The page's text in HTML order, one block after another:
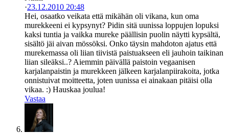
·23.12.2010 20:48
Hei, osaatko veikata että mikähän oli vikana, kun oma
murekkeeni ei kypsynyt? Pidin sitä uunissa loppujen lopuksi
kaksi tuntia ja vaikka mureke päällisin puolin näytti kypsältä,
sisältö jäi aivan mössöksi. Onko täysin mahdoton ajatus että
murekemassa oli liian tiivistä paistuakseen eli jauhoin taikinan
liian sileäksi..? Aiemmin päivällä paistoin vegaanisen
karjalanpaistin ja murekkeen jälkeen karjalanpiirakoita, jotka
onnistuivat moitteetta, joten uunissa ei ainakaan pitäisi olla
vikaa. :) Hauskaa joulua!
Vastaa